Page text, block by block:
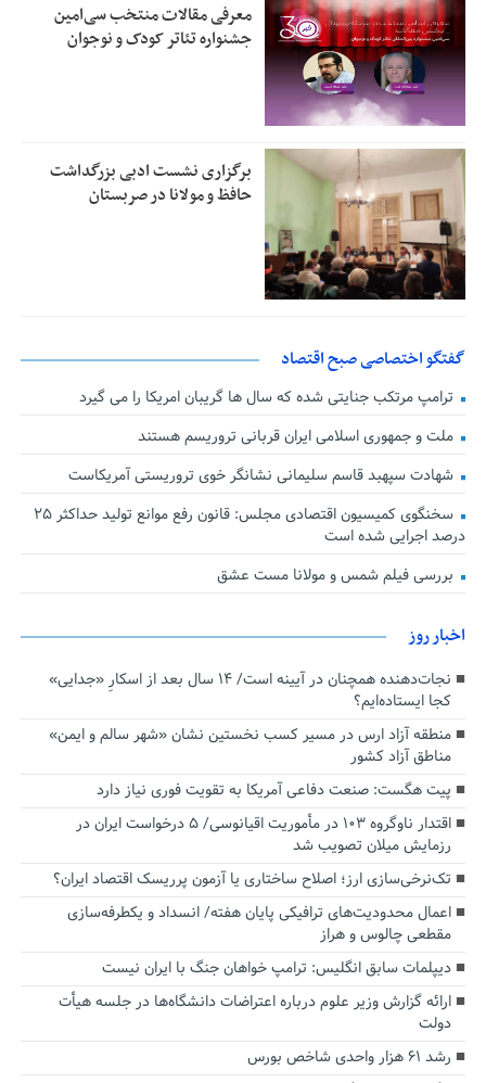
معرفی مقالات منتخب سی‌امین
جشنواره تئاتر کودک و نوجوان
برگزاری نشست ادبی بزرگداشت
حافظ و مولانا در صربستان
گفتگو اختصاصی صبح اقتصاد
ترامپ مرتکب جنایتی شده که سال ها گریبان امریکا را می گیرد
ملت و جمهوری اسلامی ایران قربانی تروریسم هستند
شهادت سپهبد قاسم سلیمانی نشانگر خوی تروریستی آمریکاست
سخنگوی کمیسیون اقتصادی مجلس: قانون رفع موانع تولید حداکثر ۲۵
درصد اجرایی شده است
بررسی فیلم شمس و مولانا مست عشق
اخبار روز
نجات‌دهنده‌ همچنان در آیینه است/ ۱۴ سال بعد از اسکارِ «جدایی»
کجا ایستاده‌ایم؟
منطقه آزاد ارس در مسیر کسب نخستین نشان «شهر سالم و ایمن»
مناطق آزاد کشور
پیت هگست: صنعت دفاعی آمریکا به تقویت فوری نیاز دارد
اقتدار ناوگروه ۱۰۳ در مأموریت‌ اقیانوسی/ ۵ درخواست ایران در
رزمایش میلان تصویب شد
تک‌نرخی‌سازی ارز؛ اصلاح ساختاری یا آزمون پرریسک اقتصاد ایران؟
اعمال محدودیت‌های ترافیکی پایان هفته/ انسداد و یکطرفه‌سازی
مقطعی چالوس و هراز
دیپلمات سابق انگلیس:‌ ترامپ خواهان جنگ با ایران نیست
ارائه گزارش وزیر علوم درباره اعتراضات دانشگاه‌ها در جلسه هیأت
دولت
رشد ۶۱ هزار واحدی شاخص بورس